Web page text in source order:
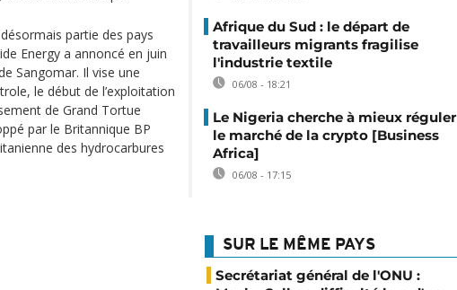
partie des pays
Energy a annoncé en juin
Sangomar. Il vise une
le début de l’exploitation
de Grand Tortue
par le Britannique BP
des hydrocarbures
Afrique du Sud : le départ de
travailleurs migrants fragilise
l'industrie textile
06/08 - 18:21
Le Nigeria cherche à mieux réguler
le marché de la crypto [Business
Africa]
06/08 - 17:15
SUR LE MÊME PAYS
Secrétariat général de l'ONU :